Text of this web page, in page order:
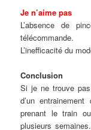
Je n’aime pas
L’absence de
télécommande.
L’inefficacité du
Conclusion
Si je ne trouve
d’un
prenant le train
plusieurs